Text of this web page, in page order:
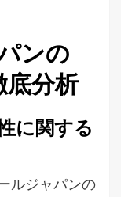
ンの
底分析
に関する
ルジャパンの